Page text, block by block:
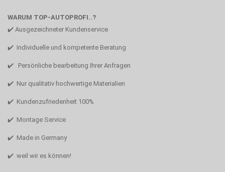
WARUM TOP-AUTOPROFI..?
✔️ Ausgezeichneter Kundenservice
✔️ Individuelle und kompetente Beratung
✔️ Persönliche bearbeitung Ihrer Anfragen
✔️ Nur qualitativ hochwertige Materialien
✔️ Kundenzufriedenheit 100%
✔️ Montage Service
✔️ Made in Germany
✔️ weil wir es können!